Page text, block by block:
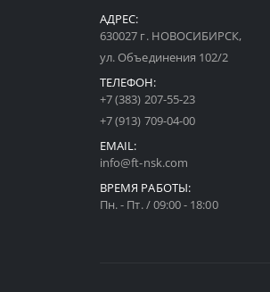
АДРЕС:
630027 г. НОВОСИБИРСК,
ул. Объединения 102/2
ТЕЛЕФОН:
+7 (383) 207-55-23
+7 (913) 709-04-00
EMAIL:
info@ft-nsk.com
ВРЕМЯ РАБОТЫ:
Пн. - Пт. / 09:00 - 18:00